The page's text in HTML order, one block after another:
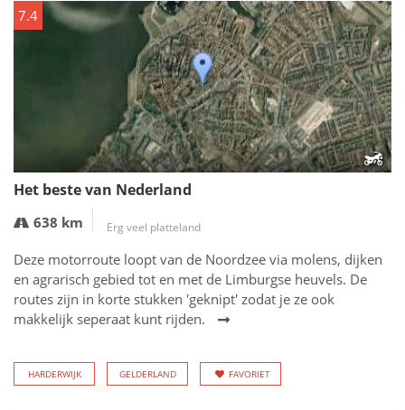
7.4
Het beste van Nederland
638 km Erg veel platteland
Deze motorroute loopt van de Noordzee via molens, dijken
en agrarisch gebied tot en met de Limburgse heuvels. De
routes zijn in korte stukken 'geknipt' zodat je ze ook
makkelijk seperaat kunt rijden.
HARDERWIJK GELDERLAND FAVORIET